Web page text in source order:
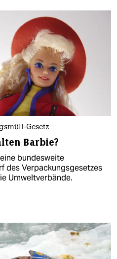
Gesetz
Barbie?
bundesweite
des Verpackungsgesetzes
Umweltverbände.